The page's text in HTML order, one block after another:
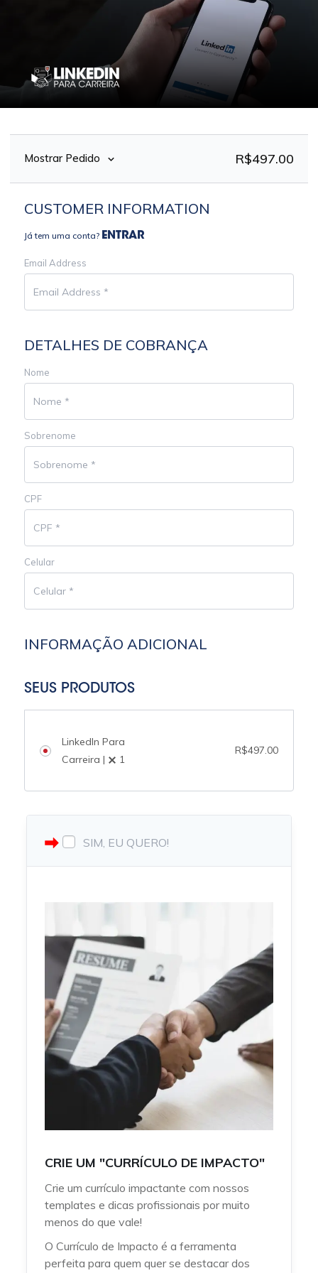
Mostrar Pedido R$497.00
CUSTOMER INFORMATION
Já tem uma conta? ENTRAR
Email Address
DETALHES DE COBRANÇA
Nome
Sobrenome
CPF
Celular
INFORMAÇÃO ADICIONAL
SEUS PRODUTOS
LinkedIn Para
Carreira |
1
R$497.00
SIM, EU QUERO!
CRIE UM "CURRÍCULO DE IMPACTO"
Crie um currículo impactante com nossos
templates e dicas profissionais por muito
menos do que vale!
O Currículo de Impacto é a ferramenta
perfeita para quem quer se destacar dos